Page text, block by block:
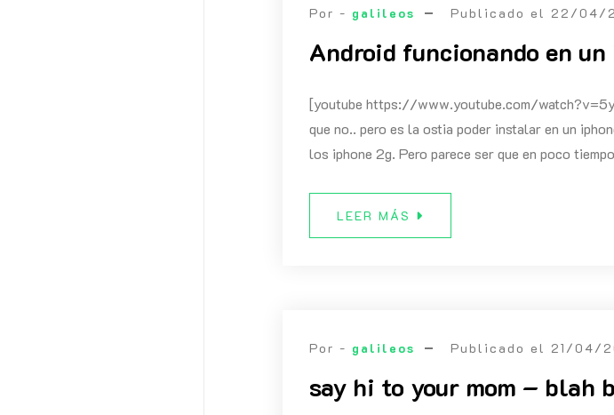
Por - galileos Publicado el 22/04/
Android funcionando en un
[youtube https://www.youtube.com/
que no.. pero es la ostia poder instalar en un
los iphone 2g. Pero parece ser que en poco
LEER MÁS
Por - galileos Publicado el 21/04/
say hi to your mom – blah